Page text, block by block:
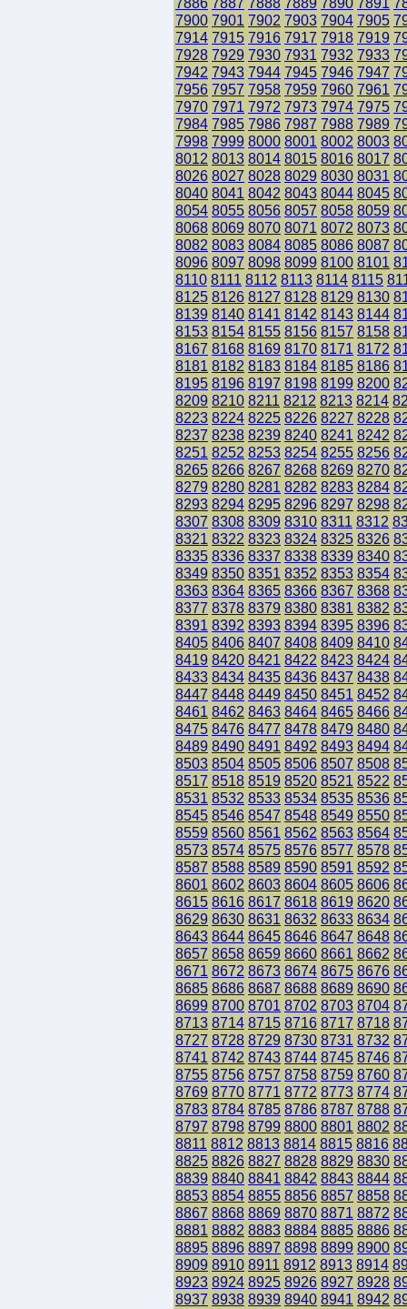
7900 7901 7902 7903 7904 7905
7914 7915 7916 7917 7918 7919
7928 7929 7930 7931 7932 7933
7942 7943 7944 7945 7946 7947
7956 7957 7958 7959 7960 7961
7970 7971 7972 7973 7974 7975
7984 7985 7986 7987 7988 7989
7998 7999 8000 8001 8002 8003
8012 8013 8014 8015 8016 8017
8026 8027 8028 8029 8030 8031
8040 8041 8042 8043 8044 8045
8054 8055 8056 8057 8058 8059
8068 8069 8070 8071 8072 8073
8082 8083 8084 8085 8086 8087
8096 8097 8098 8099 8100 8101
8110 8111 8112 8113 8114 8115
8125 8126 8127 8128 8129 8130
8139 8140 8141 8142 8143 8144
8153 8154 8155 8156 8157 8158
8167 8168 8169 8170 8171 8172
8181 8182 8183 8184 8185 8186
8195 8196 8197 8198 8199 8200
8209 8210 8211 8212 8213 8214
8223 8224 8225 8226 8227 8228
8237 8238 8239 8240 8241 8242
8251 8252 8253 8254 8255 8256
8265 8266 8267 8268 8269 8270
8279 8280 8281 8282 8283 8284
8293 8294 8295 8296 8297 8298
8307 8308 8309 8310 8311 8312
8321 8322 8323 8324 8325 8326
8335 8336 8337 8338 8339 8340
8349 8350 8351 8352 8353 8354
8363 8364 8365 8366 8367 8368
8377 8378 8379 8380 8381 8382
8391 8392 8393 8394 8395 8396
8405 8406 8407 8408 8409 8410
8419 8420 8421 8422 8423 8424
8433 8434 8435 8436 8437 8438
8447 8448 8449 8450 8451 8452
8461 8462 8463 8464 8465 8466
8475 8476 8477 8478 8479 8480
8489 8490 8491 8492 8493 8494
8503 8504 8505 8506 8507 8508
8517 8518 8519 8520 8521 8522
8531 8532 8533 8534 8535 8536
8545 8546 8547 8548 8549 8550
8559 8560 8561 8562 8563 8564
8573 8574 8575 8576 8577 8578
8587 8588 8589 8590 8591 8592
8601 8602 8603 8604 8605 8606
8615 8616 8617 8618 8619 8620
8629 8630 8631 8632 8633 8634
8643 8644 8645 8646 8647 8648
8657 8658 8659 8660 8661 8662
8671 8672 8673 8674 8675 8676
8685 8686 8687 8688 8689 8690
8699 8700 8701 8702 8703 8704
8713 8714 8715 8716 8717 8718
8727 8728 8729 8730 8731 8732
8741 8742 8743 8744 8745 8746
8755 8756 8757 8758 8759 8760
8769 8770 8771 8772 8773 8774
8783 8784 8785 8786 8787 8788
8797 8798 8799 8800 8801 8802
8811 8812 8813 8814 8815 8816
8825 8826 8827 8828 8829 8830
8839 8840 8841 8842 8843 8844
8853 8854 8855 8856 8857 8858
8867 8868 8869 8870 8871 8872
8881 8882 8883 8884 8885 8886
8895 8896 8897 8898 8899 8900
8909 8910 8911 8912 8913 8914
8923 8924 8925 8926 8927 8928
8937 8938 8939 8940 8941 8942